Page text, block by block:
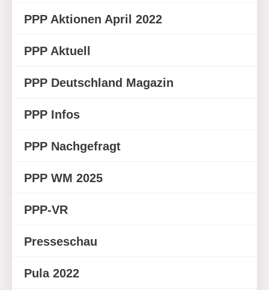
PPP Aktionen April 2022
PPP Aktuell
PPP Deutschland Magazin
PPP Infos
PPP Nachgefragt
PPP WM 2025
PPP-VR
Presseschau
Pula 2022